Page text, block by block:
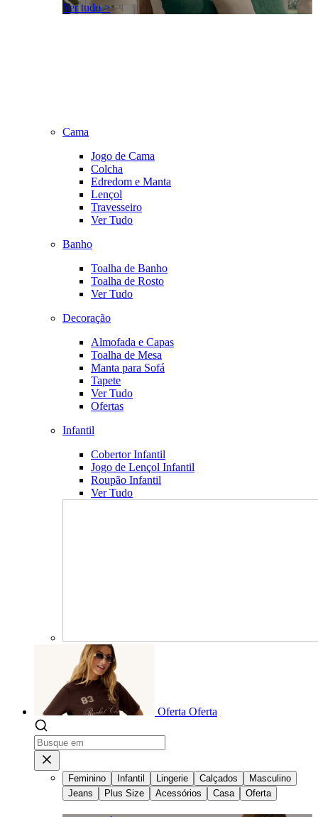
Ver tudo >
Cama
Jogo de Cama
Colcha
Edredom e Manta
Lençol
Travesseiro
Ver Tudo
Banho
Toalha de Banho
Toalha de Rosto
Ver Tudo
Decoração
Almofada e Capas
Toalha de Mesa
Manta para Sofá
Tapete
Ver Tudo
Ofertas
Infantil
Cobertor Infantil
Jogo de Lençol Infantil
Roupão Infantil
Ver Tudo
Oferta Oferta
Feminino Infantil Lingerie Calçados
Masculino
Jeans
Plus Size Acessórios Casa Oferta